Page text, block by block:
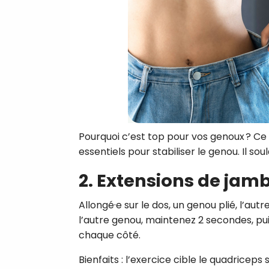
Pourquoi c’est top pour vos genoux ?
essentiels pour stabiliser le genou. Il
2. Extensions de
Allongé·e sur le dos, un genou plié,
l’autre genou, maintenez 2 secondes,
chaque côté.
Bienfaits : l’exercice cible le